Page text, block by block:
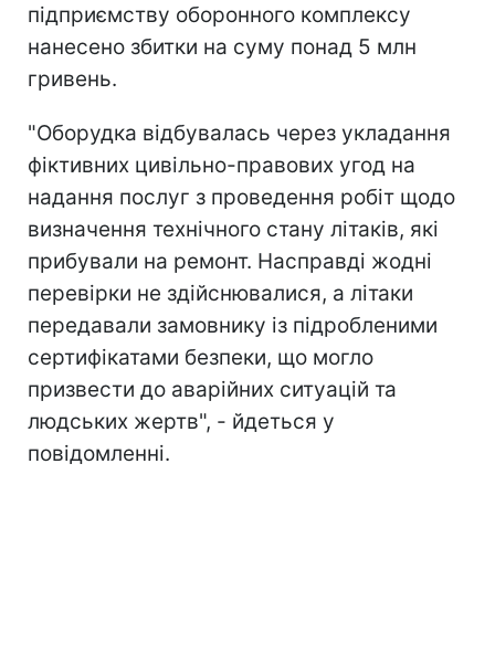
підприємству оборонного комплексу
нанесено збитки на суму понад 5 млн
гривень.
"Оборудка відбувалась через укладання
фіктивних цивільно-правових угод на
надання послуг з проведення робіт щодо
визначення технічного стану літаків, які
прибували на ремонт. Насправді жодні
перевірки не здійснювалися, а літаки
передавали замовнику із підробленими
сертифікатами безпеки, що могло
призвести до аварійних ситуацій та
людських жертв", - йдеться у
повідомленні.